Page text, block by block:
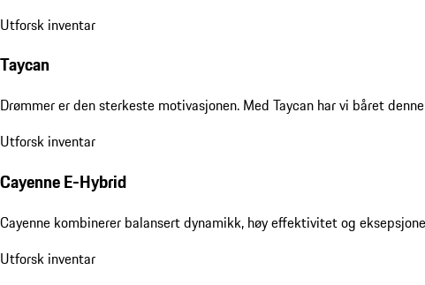
Utforsk inventar
Taycan
Drømmer er den sterkeste motivasjonen. Med Taycan har vi båret
Utforsk inventar
Cayenne E-Hybrid
Cayenne kombinerer balansert dynamikk, høy effektivitet og
Utforsk inventar